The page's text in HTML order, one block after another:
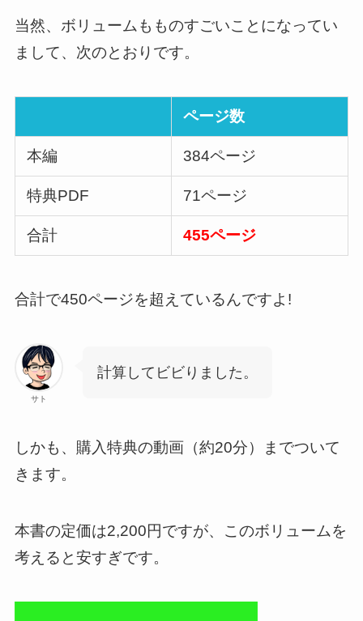
当然、ボリュームもものすごいことになってい
まして、次のとおりです。
ページ数
本編 384ページ
特典PDF 71ページ
合計 455ページ
合計で450ページを超えているんですよ!
サト
計算してビビりました。
しかも、購入特典の動画（約20分）までついて
きます。
本書の定価は2,200円ですが、このボリュームを
考えると安すぎです。